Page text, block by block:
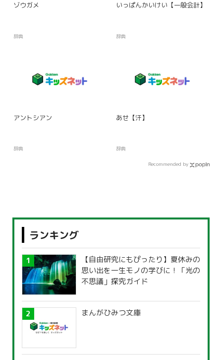
ゾウガメ
辞典
いっぱんかいけい【一般会計】
辞典
アントシアン
辞典
あせ【汗】
辞典
Recommended by
ランキング
【自由研究にもぴったり】夏休みの
思い出を一生モノの学びに！「光の
不思議」探究ガイド
まんがひみつ文庫